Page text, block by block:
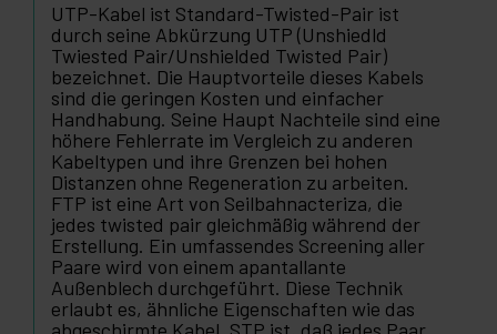
UTP-Kabel ist Standard-Twisted-Pair ist
durch seine Abkürzung UTP (Unshiedld
Twiested Pair/Unshielded Twisted Pair)
bezeichnet. Die Hauptvorteile dieses Kabels
sind die geringen Kosten und einfacher
Handhabung. Seine Haupt Nachteile sind eine
höhere Fehlerrate im Vergleich zu anderen
Kabeltypen und ihre Grenzen bei hohen
Distanzen ohne Regeneration zu arbeiten.
FTP ist eine Art von Seilbahnacteriza, die
jedes twisted pair gleichmäßig während der
Erstellung. Ein umfassendes Screening aller
Paare wird von einem apantallante
Außenblech durchgeführt. Diese Technik
erlaubt es, ähnliche Eigenschaften wie das